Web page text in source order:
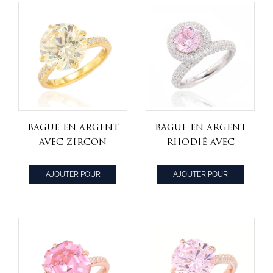
Bague en argent
avec zircon
blanc en
diamant Ruond
à l'or
AJOUTER POUR
Bague en argent
rhodié avec
rose et zircon
cubique blanc
AJOUTER POUR